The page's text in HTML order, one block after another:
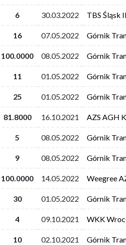
6 30.03.2022 TBS Śląsk
16 07.05.2022 Górnik
100.0000 08.05.2022 Górnik
11 01.05.2022 Górnik
25 01.05.2022 Górnik
81.8000 16.10.2021 AZS AGH
5 08.05.2022 Górnik
9 08.05.2022 Górnik
100.0000 14.05.2022 Weegree
30 01.05.2022 Górnik
4 09.10.2021 WKK
10 02.10.2021 Górnik
6 30.03.2022 TBS Śląsk
16 07.05.2022 Górnik
100.0000 08.05.2022 Górnik
11 01.05.2022 Górnik
25 01.05.2022 Górnik
81.8000 16.10.2021 AZS AGH
5 08.05.2022 Górnik
9 08.05.2022 Górnik
100.0000 14.05.2022 Weegree
30 01.05.2022 Górnik
4 09.10.2021 WKK
10 02.10.2021 Górnik